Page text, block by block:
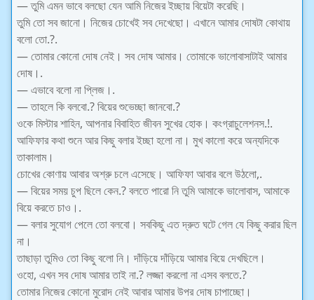
— তুমি এমন ভাবে বলছো যেন আমি নিজের ইচ্ছায় বিয়েটা করেছি।
তুমি তো সব জানো। নিজের চোখেই সব দেখেছো। এখানে আমার দোষটা কোথায়
বলো তো.?.
— তোমার কোনো দোষ নেই। সব দোষ আমার। তোমাকে ভালোবাসাটাই আমার
দোষ।.
— এভাবে বলো না প্লিজ।.
— তাহলে কি বলবো.? বিয়ের শুভেচ্ছা জানবো.?
ওকে মিস্টার শাহিন, আপনার বিবাহিত জীবন সুখের হোক। কংগ্রাচুলেশনস.!.
আফিফার কথা শুনে আর কিছু বলার ইচ্ছা হলো না। মুখ কালো করে অন্যদিকে
তাকালাম।
চোখের কোণায় আবার অশ্রু চলে এসেছে। আফিফা আবার বলে উঠলো,.
— বিয়ের সময় চুপ ছিলে কেন.? বলতে পারো নি তুমি আমাকে ভালোবাস, আমাকে
বিয়ে করতে চাও।.
— বলার সুযোগ পেলে তো বলবো। সবকিছু এত দ্রুত ঘটে গেল যে কিছু করার ছিল
না।
তাছাড়া তুমিও তো কিছু বলো নি। দাঁড়িয়ে দাঁড়িয়ে আমার বিয়ে দেখছিলে।
ওহো, এখন সব দোষ আমার তাই না.? লজ্জা করলো না এসব বলতে.?
তোমার নিজের কোনো মুরোদ নেই আবার আমার উপর দোষ চাপাচ্ছো।